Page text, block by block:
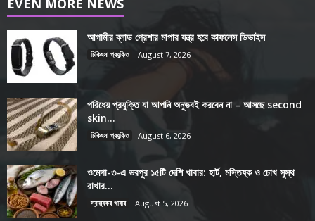
EVEN MORE NEWS
আগামীর ব্লাড প্রেশার মাপার যন্ত্র হবে কাফলেস ডিভাইস
চিকিৎসা প্রযুক্তি August 7, 2026
পরিধেয় প্রযুক্তি যা আপনি অনুভবই করবেন না – আসছে second
skin...
চিকিৎসা প্রযুক্তি August 6, 2026
ওমেগা-৩-এ ভরপুর ১৫টি দেশি খাবার: হার্ট, মস্তিষ্ক ও চোখ সুস্থ
রাখার...
স্বাস্থ্যকর খাবার August 5, 2026